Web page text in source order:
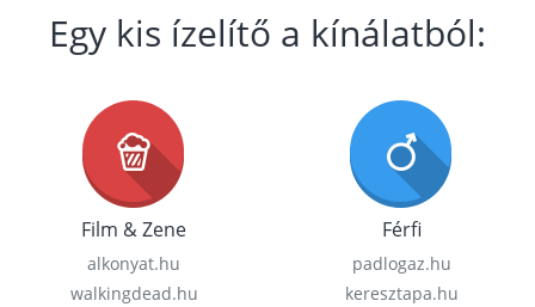
Egy kis ízelítő a kínálatból:
Film & Zene
alkonyat.hu
walkingdead.hu
Férfi
padlogaz.hu
keresztapa.hu